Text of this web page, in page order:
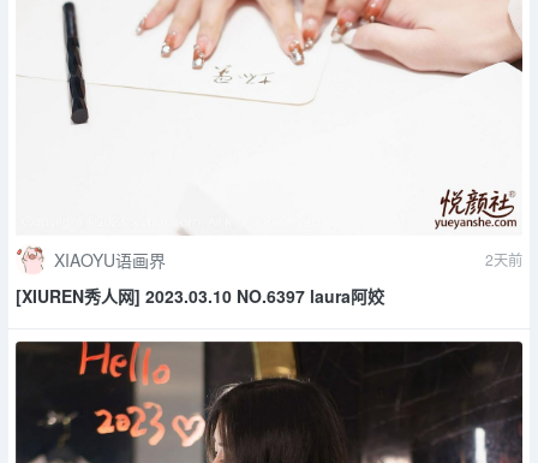
XIAOYU语画界 2天前
[XIUREN秀人网] 2023.03.10 NO.6397 laura阿姣